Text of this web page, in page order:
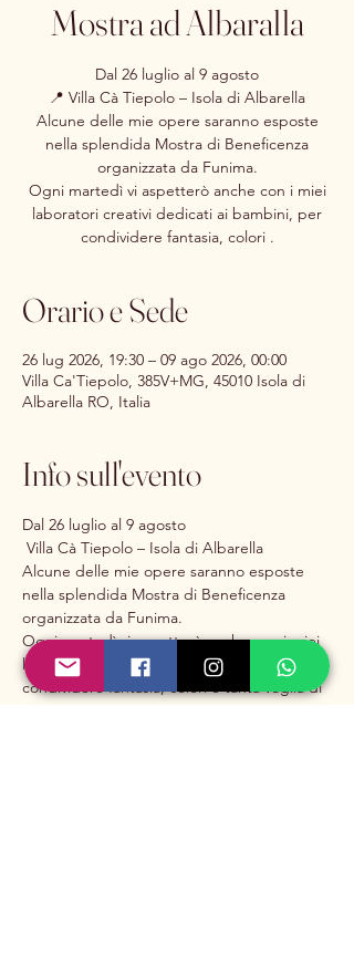
Mostra ad Albaralla
Dal 26 luglio al 9 agosto
📍 Villa Cà Tiepolo – Isola di Albarella
Alcune delle mie opere saranno esposte
nella splendida Mostra di Beneficenza
organizzata da Funima.
Ogni martedì vi aspetterò anche con i miei
laboratori creativi dedicati ai bambini, per
condividere fantasia, colori .
Orario e Sede
26 lug 2026, 19:30 – 09 ago 2026, 00:00
Villa Ca'Tiepolo, 385V+MG, 45010 Isola di
Albarella RO, Italia
Info sull'evento
Dal 26 luglio al 9 agosto
Villa Cà Tiepolo – Isola di Albarella
Alcune delle mie opere saranno esposte
nella splendida Mostra di Beneficenza
organizzata da Funima.
Ogni martedì vi aspetterò anche con i miei
laboratori creativi dedicati ai bambini, per
condividere fantasia, colori e tanta voglia di